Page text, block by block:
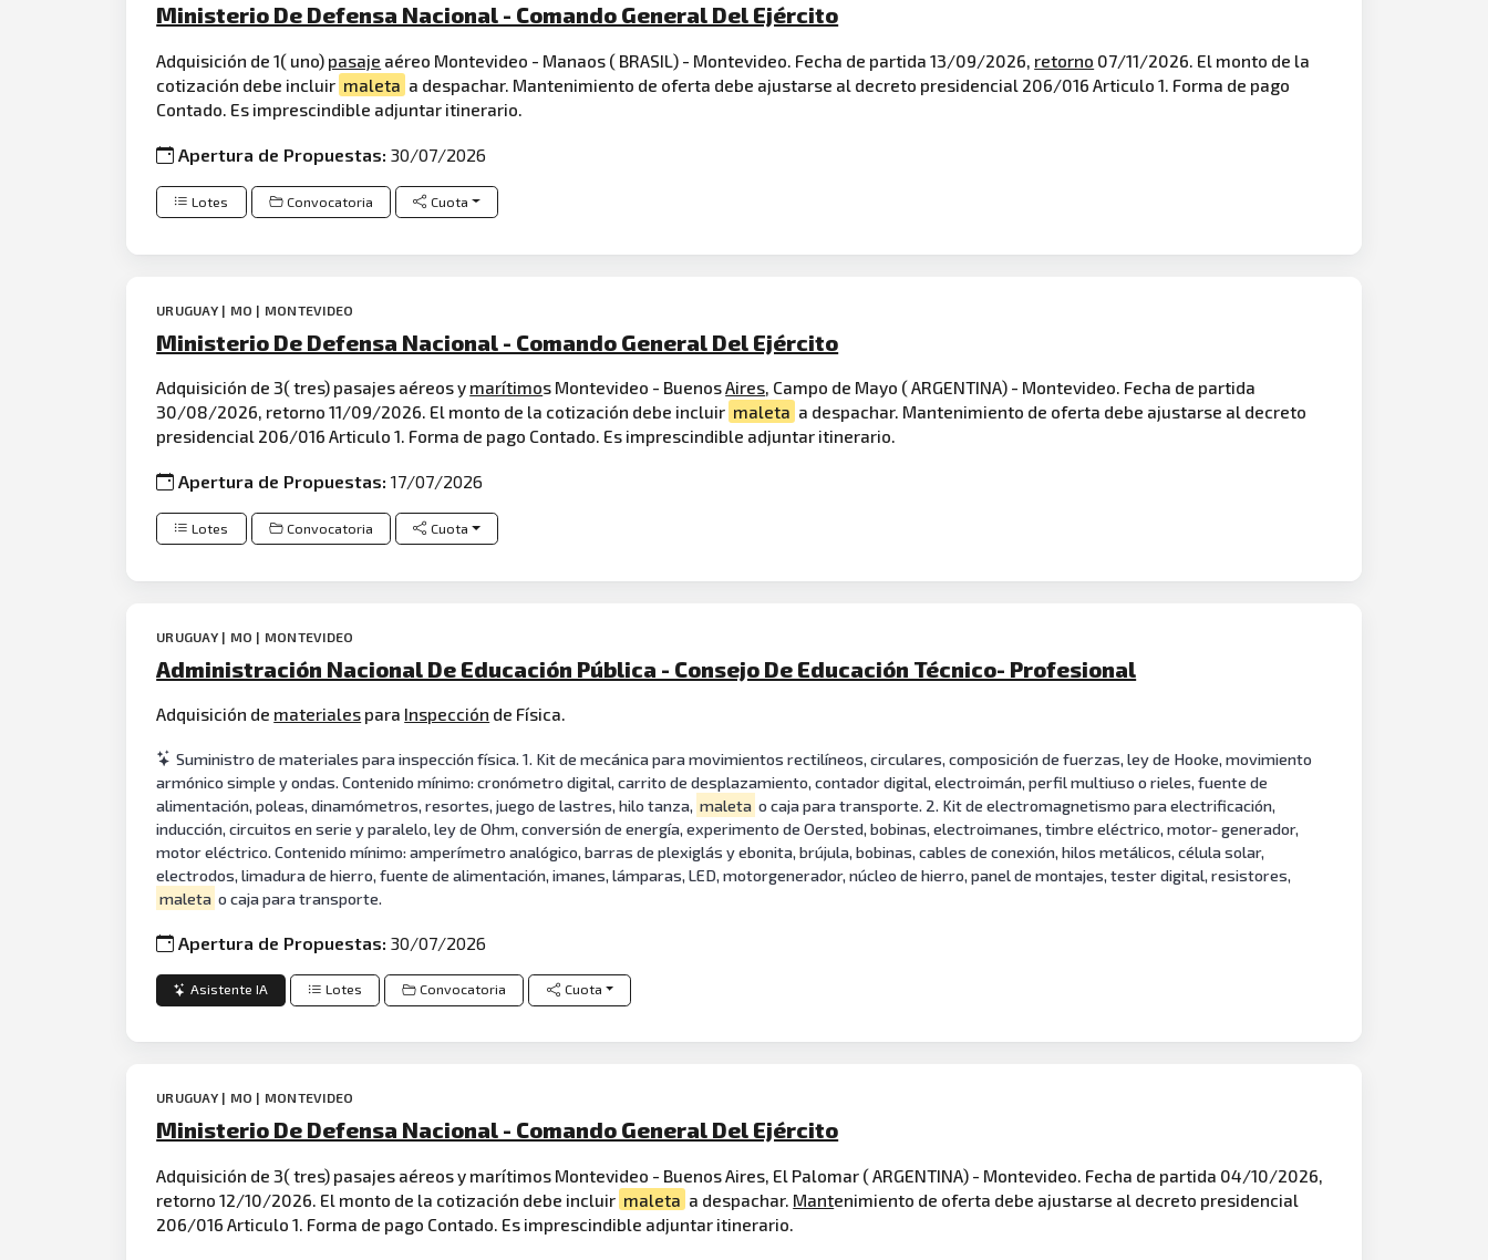
Ministerio De Defensa Nacional - Comando General Del Ejército
Adquisición de 1( uno) pasaje aéreo Montevideo - Manaos ( BRASIL) - Montevideo. Fecha de partida 13/09/2026, retorno 07/11/2026. El monto de la
cotización debe incluir maleta a despachar. Mantenimiento de oferta debe ajustarse al decreto presidencial 206/016 Articulo 1. Forma de pago
Contado. Es imprescindible adjuntar itinerario.
Apertura de Propuestas:30/07/2026
Lotes Convocatoria Cuota
URUGUAY | MO | MONTEVIDEO
Ministerio De Defensa Nacional - Comando General Del Ejército
Adquisición de 3( tres) pasajes aéreos y marítimos Montevideo - BuenosAires, Campo de Mayo ( ARGENTINA) - Montevideo. Fecha de partida
30/08/2026, retorno 11/09/2026. El monto de la cotización debe incluir maleta a despachar. Mantenimiento de oferta debe ajustarse al decreto
presidencial 206/016 Articulo 1. Forma de pago Contado. Es imprescindible adjuntar itinerario.
Apertura de Propuestas:17/07/2026
Lotes Convocatoria Cuota
URUGUAY | MO | MONTEVIDEO
Administración Nacional De Educación Pública - Consejo De Educación Técnico- Profesional
Adquisición de materiales para Inspección de Física.
Suministro de materiales para inspección física. 1. Kit de mecánica para movimientos rectilíneos, circulares, composición de fuerzas, ley de Hooke, movimiento
armónico simple y ondas. Contenido mínimo: cronómetro digital, carrito de desplazamiento, contador digital, electroimán, perfil multiuso o rieles, fuente de
alimentación, poleas, dinamómetros, resortes, juego de lastres, hilo tanza, maleta o caja para transporte. 2. Kit de electromagnetismo para electrificación,
inducción, circuitos en serie y paralelo, ley de Ohm, conversión de energía, experimento de Oersted, bobinas, electroimanes, timbre eléctrico, motor- generador,
motor eléctrico. Contenido mínimo: amperímetro analógico, barras de plexiglás y ebonita, brújula, bobinas, cables de conexión, hilos metálicos, célula solar,
electrodos, limadura de hierro, fuente de alimentación, imanes, lámparas, LED, motorgenerador, núcleo de hierro, panel de montajes, tester digital, resistores,
maleta o caja para transporte.
Apertura de Propuestas:30/07/2026
Asistente IA Lotes Convocatoria Cuota
URUGUAY | MO | MONTEVIDEO
Ministerio De Defensa Nacional - Comando General Del Ejército
Adquisición de 3( tres) pasajes aéreos y marítimos Montevideo - Buenos Aires, El Palomar ( ARGENTINA) - Montevideo. Fecha de partida 04/10/2026,
retorno 12/10/2026. El monto de la cotización debe incluir maleta a despachar. Mantenimiento de oferta debe ajustarse al decreto presidencial
206/016 Articulo 1. Forma de pago Contado. Es imprescindible adjuntar itinerario.